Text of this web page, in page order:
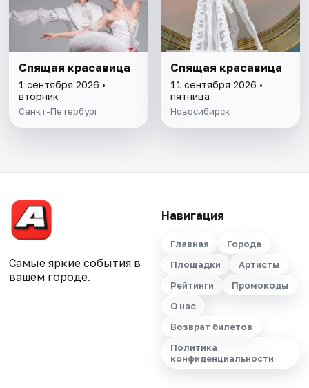
Спящая красавица
1 сентября 2026 •
вторник
Санкт-Петербург
Спящая красавица
11 сентября 2026 •
пятница
Новосибирск
Самые яркие события в
вашем городе.
Навигация
Главная
Города
Площадки
Артисты
Рейтинги
Промокоды
О нас
Возврат билетов
Политика
конфиденциальности